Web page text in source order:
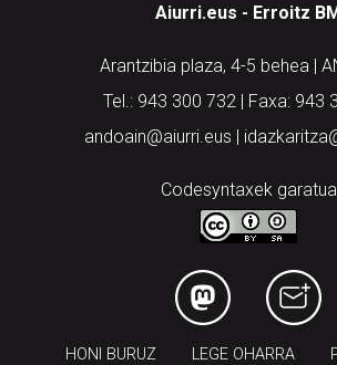
Aiurri.eus - Erroitz
Arantzibia plaza, 4-5 behea |
Tel.: 943 300 732 | Faxa: 943
andoain@aiurri.eus |
Codesyntaxek garatua
HONI BURUZ LEGE OHARRA